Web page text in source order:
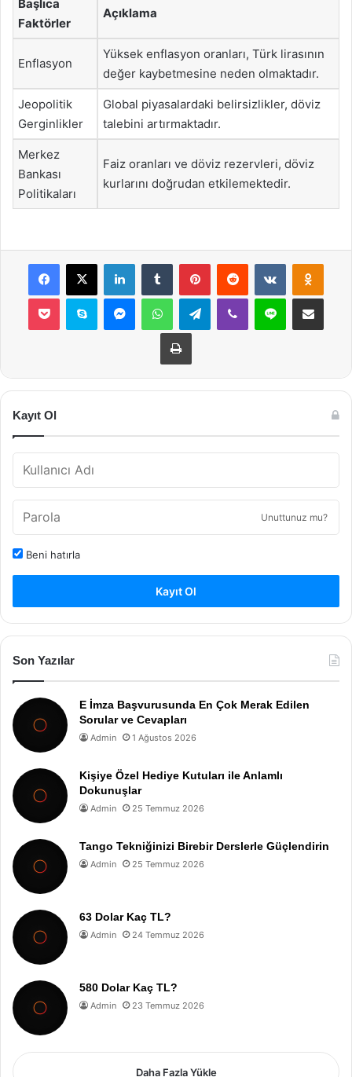
Başlıca
Faktörler
Açıklama
Enflasyon
Yüksek enflasyon oranları, Türk lirasının
değer kaybetmesine neden olmaktadır.
Jeopolitik
Gerginlikler
Global piyasalardaki belirsizlikler, döviz
talebini artırmaktadır.
Merkez
Bankası
Politikaları
Faiz oranları ve döviz rezervleri, döviz
kurlarını doğrudan etkilemektedir.
Facebook
X LinkedInTumblr PinterestReddit VKontakte
Pocket Skype MessengerWhatsAppTelegramViber Line E-Posta ile
Yazdır
Kayıt Ol
Unuttunuz mu?
Beni hatırla
Kayıt Ol
Son Yazılar
E İmza Başvurusunda En Çok Merak Edilen
Sorular ve Cevapları
Admin 1 Ağustos 2026
Kişiye Özel Hediye Kutuları ile Anlamlı
Dokunuşlar
Admin 25 Temmuz 2026
Tango Tekniğinizi Birebir Derslerle Güçlendirin
Admin 25 Temmuz 2026
63 Dolar Kaç TL?
Admin 24 Temmuz 2026
580 Dolar Kaç TL?
Admin 23 Temmuz 2026
Daha Fazla Yükle